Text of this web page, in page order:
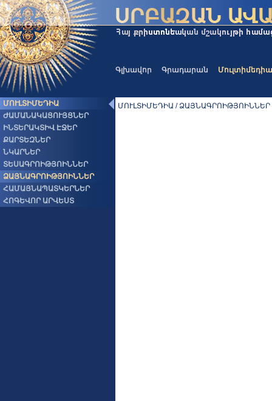
Գլխավոր Գրադարան Մուլտիմեդիա
ՄՈՒԼՏԻՄԵԴԻԱ
ԺԱՄԱՆԱԿԱՑՈՒՅՑՆԵՐ
ԻՆՏԵՐԱԿՏԻՎ ԷՋԵՐ
ՔԱՐՏԵԶՆԵՐ
ՆԿԱՐՆԵՐ
ՏԵՍԱԳՐՈԻԹՅՈԻՆՆԵՐ
ՁԱՅՆԱԳՐՈԻԹՅՈԻՆՆԵՐ
ՀԱՄԱՅՆԱՊԱՏԿԵՐՆԵՐ
ՀՈԳԵՎՈՐ ԱՐՎԵՍՏ
ՄՈՒԼՏԻՄԵԴԻԱ / ՁԱՅՆԱԳՐՈԻԹՅՈԻՆՆԵՐ